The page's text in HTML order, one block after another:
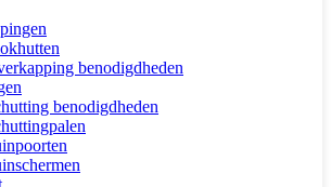
benodigdheden
benodigdheden